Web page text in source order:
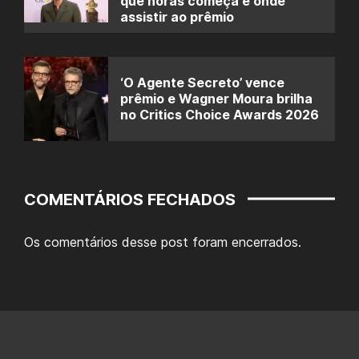
assistir ao prêmio
‘O Agente Secreto’ vence
prêmio e Wagner Moura brilha
no Critics Choice Awards 2026
COMENTÁRIOS FECHADOS
Os comentários desse post foram encerrados.